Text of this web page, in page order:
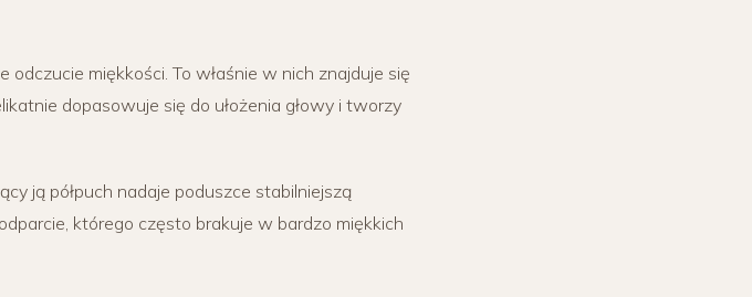
miękkości. To właśnie w nich znajduje się
dopasowuje się do ułożenia głowy i tworzy
ją półpuch nadaje poduszce stabilniejszą
którego często brakuje w bardzo miękkich